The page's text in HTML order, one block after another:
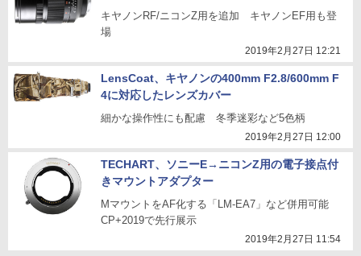
キヤノンRF/ニコンZ用を追加 キヤノンEF用も登
場
2019年2月27日 12:21
LensCoat、キヤノンの400mm F2.8/600mm F
4に対応したレンズカバー
細かな操作性にも配慮 冬季迷彩など5色柄
2019年2月27日 12:00
TECHART、ソニーE→ニコンZ用の電子接点付
きマウントアダプター
MマウントをAF化する「LM-EA7」など併用可能
CP+2019で先行展示
2019年2月27日 11:54